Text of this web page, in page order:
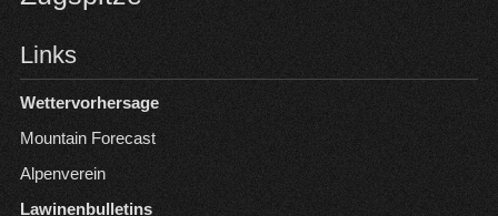
Links
Wettervorhersage
Mountain Forecast
Alpenverein
Lawinenbulletins